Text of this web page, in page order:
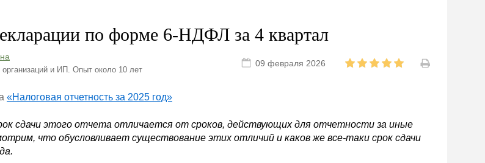
по форме 6-НДФЛ за 4 квартал
и ИП. Опыт около 10 лет
09 февраля 2026
«Налоговая отчетность за 2025 год»
сдачи этого отчета отличается от сроков, действующих для отчетности за иные
что обусловливает существование этих отличий и каков же все-таки срок сдачи